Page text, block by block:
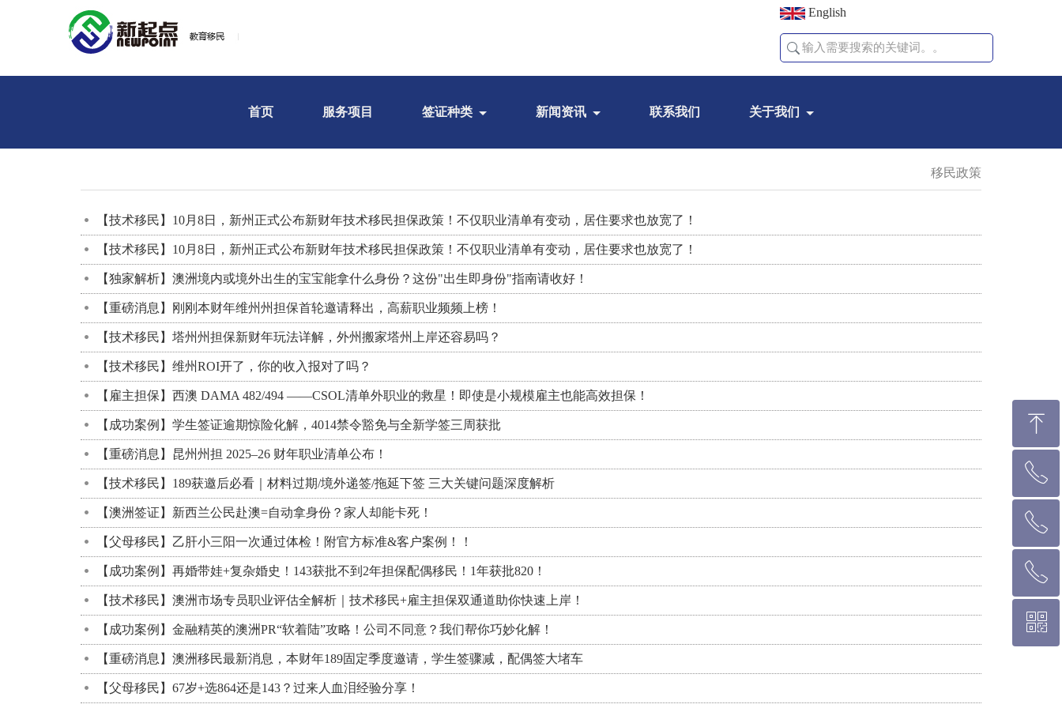
English
首页 服务项目 签证种类 新闻资讯 联系我们 关于我们
移民政策
【技术移民】10月8日，新州正式公布新财年技术移民担保政策！不仅职业清单有变动，居住要求也放宽了！
【技术移民】10月8日，新州正式公布新财年技术移民担保政策！不仅职业清单有变动，居住要求也放宽了！
【独家解析】澳洲境内或境外出生的宝宝能拿什么身份？这份"出生即身份"指南请收好！
【重磅消息】刚刚本财年维州州担保首轮邀请释出，高薪职业频频上榜！
【技术移民】塔州州担保新财年玩法详解，外州搬家塔州上岸还容易吗？
【技术移民】维州ROI开了，你的收入报对了吗？
【雇主担保】西澳 DAMA 482/494 ——CSOL清单外职业的救星！即使是小规模雇主也能高效担保！
【成功案例】学生签证逾期惊险化解，4014禁令豁免与全新学签三周获批
【重磅消息】昆州州担 2025–26 财年职业清单公布！
【技术移民】189获邀后必看｜材料过期/境外递签/拖延下签 三大关键问题深度解析
【澳洲签证】新西兰公民赴澳=自动拿身份？家人却能卡死！
【父母移民】乙肝小三阳一次通过体检！附官方标准&客户案例！！
【成功案例】再婚带娃+复杂婚史！143获批不到2年担保配偶移民！1年获批820！
【技术移民】澳洲市场专员职业评估全解析｜技术移民+雇主担保双通道助你快速上岸！
【成功案例】金融精英的澳洲PR“软着陆”攻略！公司不同意？我们帮你巧妙化解！
【重磅消息】澳洲移民最新消息，本财年189固定季度邀请，学生签骤减，配偶签大堵车
【父母移民】67岁+选864还是143？过来人血泪经验分享！
ꁸ
回到顶部
ꂅ
墨尔本热线 1300 039 646
ꂅ
悉 尼 热线 02 9282 9836
ꂅ
布里斯班热线 0426 456 158
ꀥ